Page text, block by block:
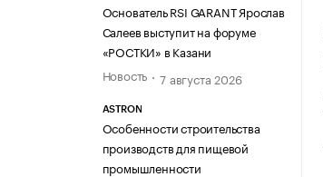
Основатель RSI GARANT Ярослав
Салеев выступит на форуме
«РОСТКИ» в Казани
Новость
7 августа 2026
ASTRON
Особенности строительства
производств для пищевой
промышленности